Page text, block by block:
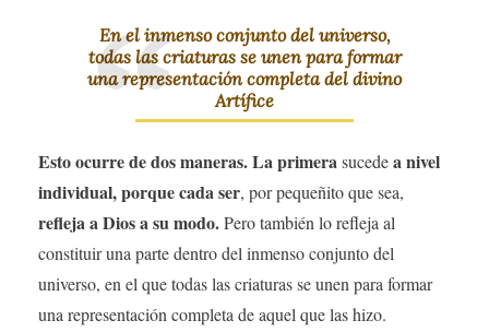
En el inmenso conjunto del universo,
todas las criaturas se unen para formar
una representación completa del divino
Artífice
Esto ocurre de dos maneras.La primerasucedea nivel
individual, porque cada ser, por pequeñito que sea,
refleja a Dios a su modo.Pero también lo refleja al
constituir una parte dentro del inmenso conjunto del
universo, en el que todas las criaturas se unen para formar
una representación completa de aquel que las hizo.